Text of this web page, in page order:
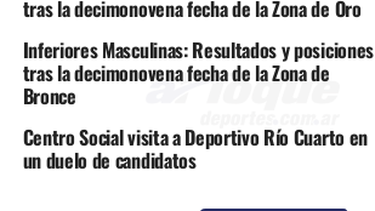
tras la decimonovena fecha de la Zona de Oro
Inferiores Masculinas: Resultados y posiciones
tras la decimonovena fecha de la Zona de
Bronce
Centro Social visita a Deportivo Río Cuarto en
un duelo de candidatos